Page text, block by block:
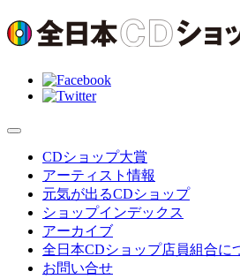
CDショップ大賞
アーティスト情報
元気が出るCDショップ
ショップインデックス
アーカイブ
全日本CDショップ店員組合に
お問い合せ